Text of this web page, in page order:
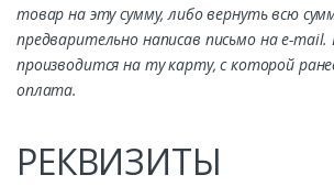
товар на эту сумму, либо вернуть всю
предварительно написав письмо на e-
производится на ту карту, с которой
оплата.
РЕКВИЗИТЫ